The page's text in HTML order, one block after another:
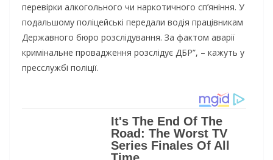
перевірки алкогольного чи наркотичного сп’яніння. У
подальшому поліцейські передали водія працівникам
Державного бюро розслідування. За фактом аварії
кримінальне провадження розслідує ДБР”, – кажуть у
пресслужбі поліції.